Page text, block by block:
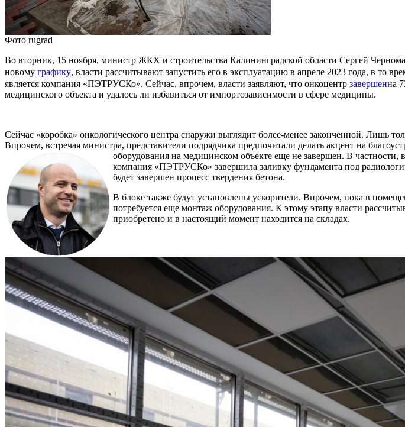
Фото rugrad
Во вторник, 15 ноября, министр ЖКХ и строительства Калининградской области Сергей
новому графику, власти рассчитывают запустить его в эксплуатацию в апреле 2023 года, в то
является компания «ПЭТРУСКо». Сейчас, впрочем, власти заявляют, что онкоцентр завершенна
медицинского объекта и удалось ли избавиться от импортозависимости в сфере медицины.
Сейчас «коробка» онкологического центра снаружи выглядит более-менее законченной. Лишь
Впрочем, встречая министра, представители подрядчика предпочитали делать акцент на
оборудования на медицинском объекте еще не завершен. В частности,
компания «ПЭТРУСКо» завершила заливку фундамента под
будет завершен процесс твердения бетона.
В блоке также будут установлены ускорители. Впрочем, пока в
потребуется еще монтаж оборудования. К этому этапу власти
приобретено и в настоящий момент находится на складах.